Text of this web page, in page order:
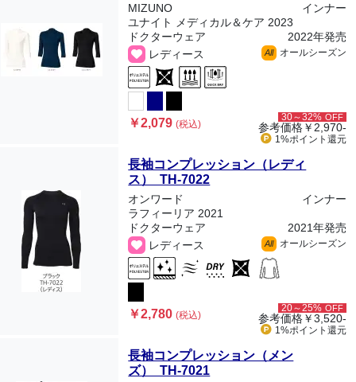
MIZUNO
インナー
ユナイト メディカル＆ケア 2023
ドクターウェア
2022年発売
レディース
All オールシーズン
￥2,079(税込)
30～32% OFF
参考価格￥2,970-
1%ポイント 還元
長袖コンプレッション（レディ
ス） TH-7022
オンワード
インナー
ラフィーリア 2021
ドクターウェア
2021年発売
レディース
All オールシーズン
￥2,780(税込)
20～25% OFF
参考価格￥3,520-
1%ポイント 還元
長袖コンプレッション（メン
ズ） TH-7021